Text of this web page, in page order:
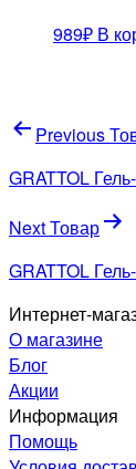
989₽ В
по
записям
Previous
GRATTOL
Next Товар
GRATTOL
Интернет-
О магазине
Блог
Акции
Информация
Помощь